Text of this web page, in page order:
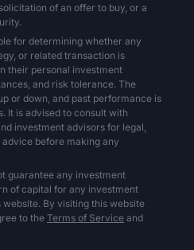
of an offer to buy, or a
for determining whether any
or related transaction is
their personal investment
and risk tolerance. The
or down, and past performance is
It is advised to consult with
investment advisors for legal,
before making any
guarantee any investment
of capital for any investment
By visiting this website
to the Terms of Service and